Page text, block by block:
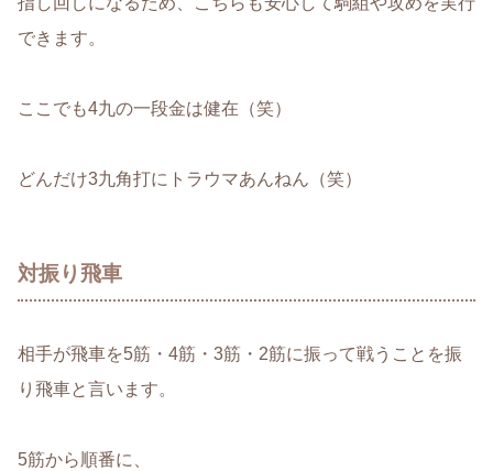
できます。
ここでも4九の一段金は健在（笑）
どんだけ3九角打にトラウマあんねん（笑）
対振り飛車
相手が飛車を5筋・4筋・3筋・2筋に振って戦うことを振
り飛車と言います。
5筋から順番に、